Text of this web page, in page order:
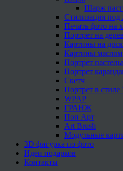
Шарж
Стилизация под
Печать фото на
Портрет на
Картины на
Картины маслом
Портрет
Портрет
Скетч
Портрет в стиле
WPAP
ГРАНЖ
Поп Арт
Art Brush
Модульные
3D фигурка по фото
Идеи подарков
Контакты